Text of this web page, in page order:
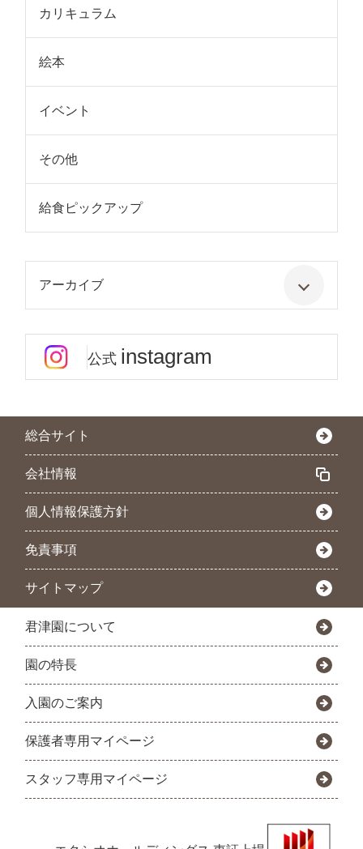
カリキュラム
絵本
イベント
その他
給食ピックアップ
アーカイブ
公式 instagram
総合サイト
会社情報
個人情報保護方針
免責事項
サイトマップ
君津園について
園の特長
入園のご案内
保護者専用マイページ
スタッフ専用マイページ